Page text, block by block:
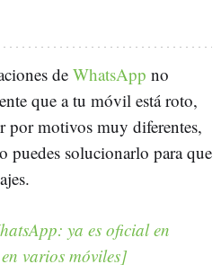
de WhatsApp no
que a tu móvil está roto,
por motivos muy diferentes,
puedes solucionarlo para que
ya es oficial en
varios móviles]